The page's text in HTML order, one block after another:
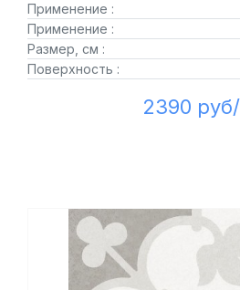
Применение :
Применение :
Размер, см :
Поверхность :
2390